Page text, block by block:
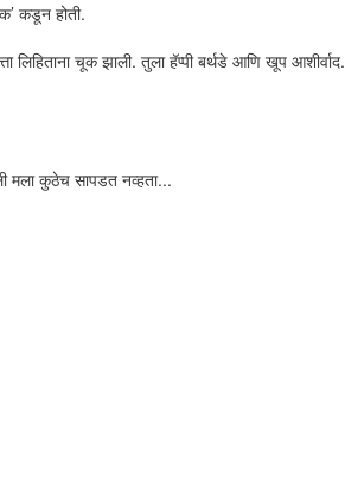
कडून होती.
लिहिताना चूक झाली. तुला हॅप्पी बर्थडे आणि खूप आशीर्वाद.
मला कुठेच सापडत नव्हता...